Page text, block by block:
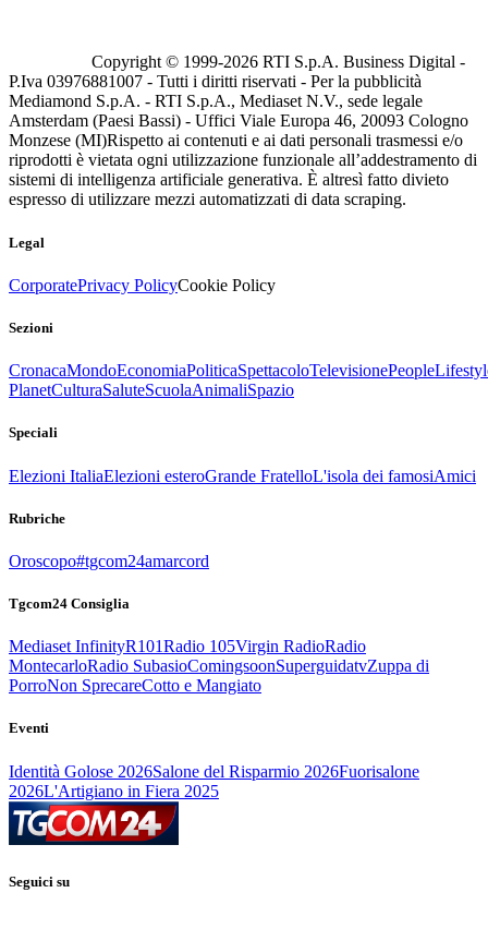
Copyright © 1999-2026 RTI S.p.A. Business Digital -
P.Iva 03976881007 - Tutti i diritti riservati - Per la pubblicità
Mediamond S.p.A. - RTI S.p.A., Mediaset N.V., sede legale
Amsterdam (Paesi Bassi) - Uffici Viale Europa 46, 20093 Cologno
Monzese (MI)Rispetto ai contenuti e ai dati personali trasmessi e/o
riprodotti è vietata ogni utilizzazione funzionale all’addestramento di
sistemi di intelligenza artificiale generativa. È altresì fatto divieto
espresso di utilizzare mezzi automatizzati di data scraping.
Legal
CorporatePrivacy PolicyCookie Policy
Sezioni
CronacaMondoEconomiaPoliticaSpettacoloTelevisionePeople
PlanetCulturaSaluteScuolaAnimaliSpazio
Speciali
Elezioni ItaliaElezioni esteroGrande FratelloL'isola dei famosiAmici
Rubriche
Oroscopo#tgcom24amarcord
Tgcom24 Consiglia
Mediaset InfinityR101Radio 105Virgin RadioRadio
MontecarloRadio SubasioComingsoonSuperguidatvZuppa di
PorroNon SprecareCotto e Mangiato
Eventi
Identità Golose 2026Salone del Risparmio 2026Fuorisalone
2026L'Artigiano in Fiera 2025
Seguici su